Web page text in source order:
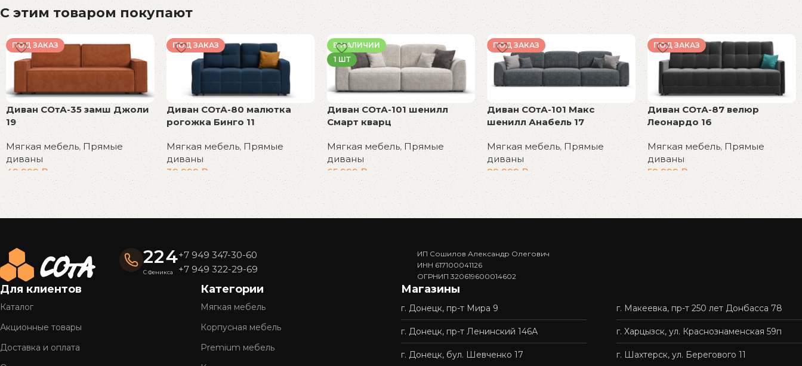
С этим товаром покупают
ПОД ЗАКАЗ
Диван СОтА-35 замш Джоли
19
Мягкая мебель, Прямые
диваны
49 999 ₽
В корзину
ПОД ЗАКАЗ
Диван СОтА-80 малютка
рогожка Бинго 11
Мягкая мебель, Прямые
диваны
39 999 ₽
В корзину
В НАЛИЧИИ
1 ШТ
Диван СОтА-101 шенилл
Смарт кварц
Мягкая мебель, Прямые
диваны
65 999₽
В корзину
ПОД ЗАКАЗ
Диван СОтА-101 Макс
шенилл Анабель 17
Мягкая мебель, Прямые
диваны
89 999₽
В корзину
ПОД ЗАКАЗ
Диван СОтА-87 велюр
Леонардо 16
Мягкая мебель, Прямые
диваны
59 999₽
В корзину
Read More
224
С Феникса
+7 949 347-30-60
+7 949 322-29-69
ИП Сошилов Александр Олегович
ИНН 617100041126
ОГРНИП 320619600014602
Для клиентов
Каталог
Акционные товары
Доставка и оплата
Категории
Мягкая мебель
Корпусная мебель
Premium мебель
Магазины
г. Донецк, пр-т Мира 9
г. Донецк, пр-т Ленинский 146А
г. Донецк, бул. Шевченко 17
г. Макеевка, пр-т 250 лет Донбасса 78
г. Харцызск, ул. Краснознаменская 59п
г. Шахтерск, ул. Берегового 11